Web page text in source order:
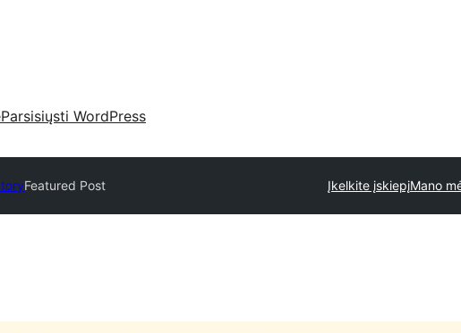
Parsisiųsti WordPress
Featured Post Įkelkite įskiepįMano